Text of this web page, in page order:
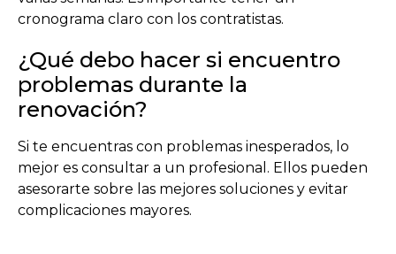
cronograma claro con los contratistas.
¿Qué debo hacer si encuentro
problemas durante la
renovación?
Si te encuentras con problemas inesperados, lo
mejor es consultar a un profesional. Ellos pueden
asesorarte sobre las mejores soluciones y evitar
complicaciones mayores.